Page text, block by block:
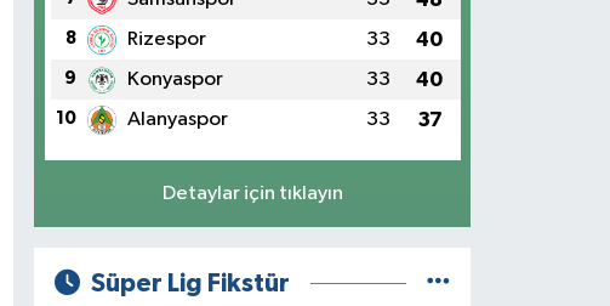
8 Rizespor 33 40
9 Konyaspor 33 40
10 Alanyaspor 33 37
Detaylar için tıklayın
Süper Lig Fikstür